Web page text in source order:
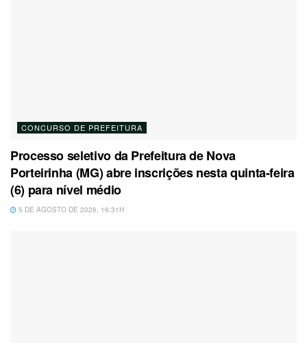
CONCURSO DE PREFEITURA
Processo seletivo da Prefeitura de Nova
Porteirinha (MG) abre inscrições nesta quinta-feira
(6) para nível médio
5 DE AGOSTO DE 2026, 16:31H